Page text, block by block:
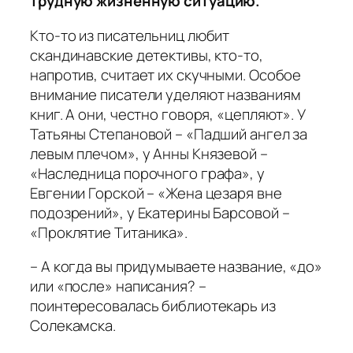
Кто-то из писательниц любит
скандинавские детективы, кто-то,
напротив, считает их скучными. Особое
внимание писатели уделяют названиям
книг. А они, честно говоря, «цепляют». У
Татьяны Степановой – «Падший ангел за
левым плечом», у Анны Князевой –
«Наследница порочного графа», у
Евгении Горской – «Жена цезаря вне
подозрений», у Екатерины Барсовой –
«Проклятие Титаника».
– А когда вы придумываете название, «до»
или «после» написания? –
поинтересовалась библиотекарь из
Солекамска.